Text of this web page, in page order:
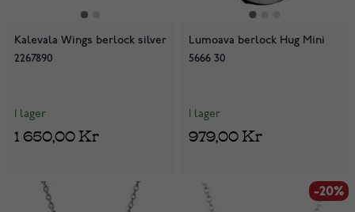
Kalevala Wings berlock silver
2267890
I lager
1 650,00 Kr
Lumoava berlock Hug Mini
5666 30
I lager
979,00 Kr
-20%